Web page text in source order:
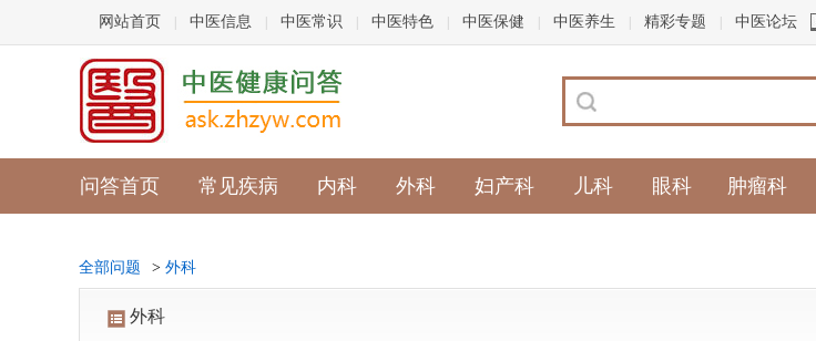
网站首页 中医信息 中医常识 中医特色 中医保健 中医养生 精彩专题 中医论坛
问答首页 常见疾病 内科 外科 妇产科 儿科 眼科 肿瘤科
全部问题 > 外科
外科